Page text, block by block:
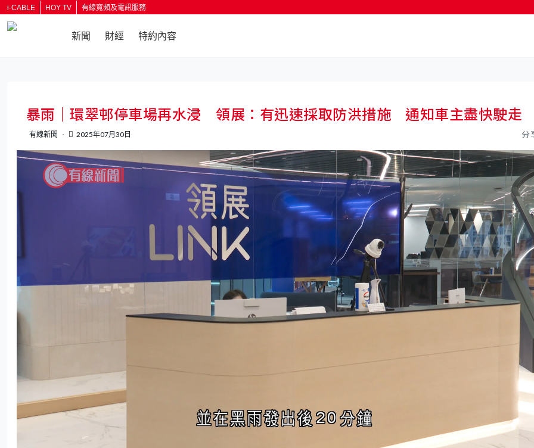
i-CABLE HOY TV 有線寬頻及電訊服務
新聞 財經 特約內容
暴雨｜環翠邨停車場再水浸 領展：有迅速採取防洪措施 通知車主盡快駛走
有線新聞 2025年07月30日 分